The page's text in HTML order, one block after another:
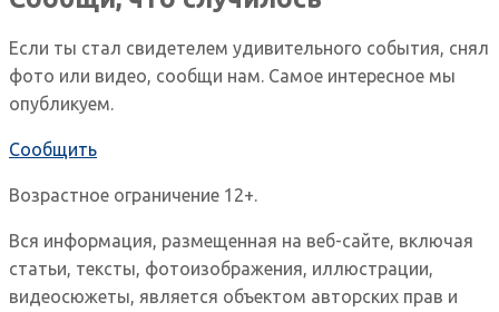
Если ты стал свидетелем удивительного события, снял
фото или видео, сообщи нам. Самое интересное мы
опубликуем.
Сообщить
Возрастное ограничение 12+.
Вся информация, размещенная на веб-сайте, включая
статьи, тексты, фотоизображения, иллюстрации,
видеосюжеты, является объектом авторских прав и